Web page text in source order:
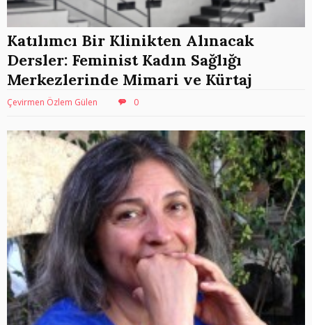
Katılımcı Bir Klinikten Alınacak
Dersler: Feminist Kadın Sağlığı
Merkezlerinde Mimari ve Kürtaj
Çevirmen Özlem Gülen 0